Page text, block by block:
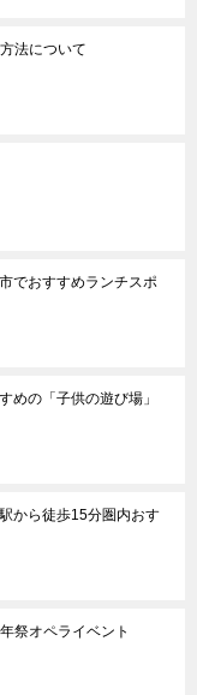
法について
でおすすめランチスポ
めの「子供の遊び場」
から徒歩15分圏内おす
祭オペライベント